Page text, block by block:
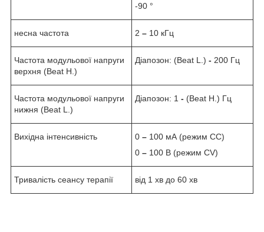
-90 °
несна частота 2 – 10 кГц
Частота модульової напруги
верхня (Beat H.)
Діапозон: (Beat L.) - 200 Гц
Частота модульової напруги
нижня (Beat L.)
Діапозон: 1 - (Beat H.) Гц
Вихідна інтенсивність 0 – 100 мА (режим CC)
0 – 100 В (режим CV)
Тривалість сеансу терапії від 1 хв до 60 хв